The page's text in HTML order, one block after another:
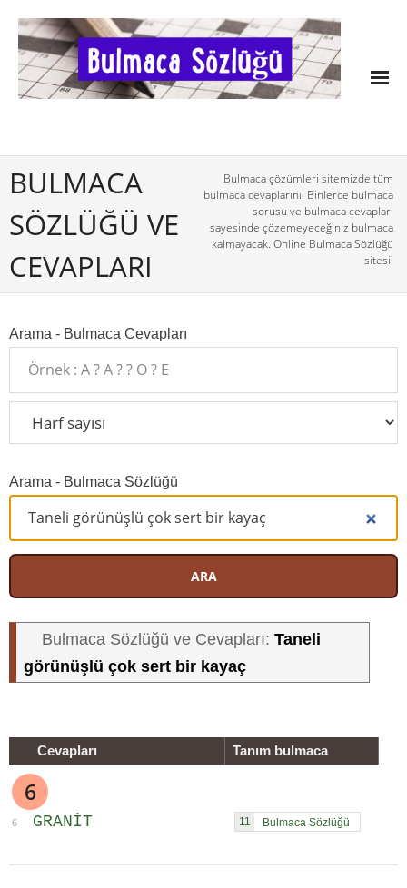
BULMACA
SÖZLÜĞÜ VE
CEVAPLARI
Bulmaca çözümleri sitemizde tüm
bulmaca cevaplarını. Binlerce bulmaca
sorusu ve bulmaca cevapları
sayesinde çözemeyeceğiniz bulmaca
kalmayacak. Online Bulmaca Sözlüğü
sitesi.
Arama - Bulmaca Cevapları
Arama - Bulmaca Sözlüğü
ARA
Bulmaca Sözlüğü ve Cevapları: Taneli
görünüşlü çok sert bir kayaç
Cevapları Tanım bulmaca
6
6 GRANIT 11